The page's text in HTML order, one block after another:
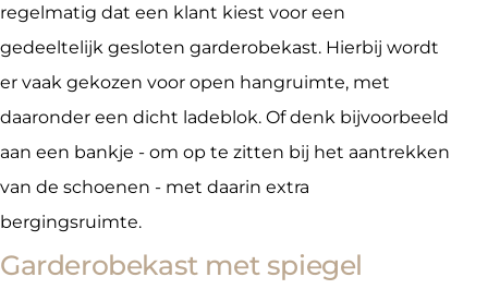
regelmatig dat een klant kiest voor een
gedeeltelijk gesloten garderobekast. Hierbij wordt
er vaak gekozen voor open hangruimte, met
daaronder een dicht ladeblok. Of denk bijvoorbeeld
aan een bankje - om op te zitten bij het aantrekken
van de schoenen - met daarin extra
bergingsruimte.
Garderobekast met spiegel